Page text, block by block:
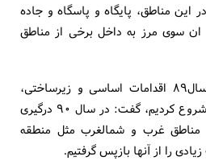
این مناطق، پایگاه و پاسگاه و جاده
ان سوی مرز به داخل برخی از مناطق
وی با بیان اینکه از اواخر سال٨٩ اقدامات اساسی و زیرساختی،
امنیتی و اشراف اطلاعاتی را شروع کردیم، گفت: در سال ٩٠ درگیری
مناطق غرب و شمالغرب مثل منطقه
را از آنها بازپس گرفتیم.